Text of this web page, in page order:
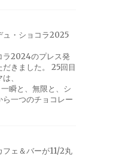
ュ・ショコラ2025
ラ2024のプレス発
きました。 25回目
、
瞬と、無限と、シ
ら一つのチョコレー
フェ＆バーが11/2丸